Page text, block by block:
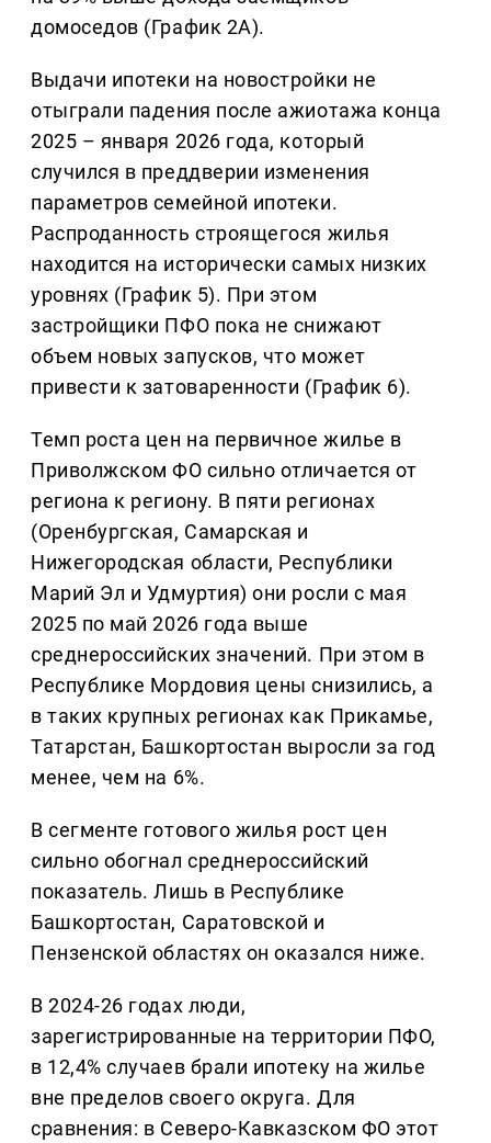
домоседов (График 2А).
Выдачи ипотеки на новостройки не
отыграли падения после ажиотажа конца
2025 – января 2026 года, который
случился в преддверии изменения
параметров семейной ипотеки.
Распроданность строящегося жилья
находится на исторически самых низких
уровнях (График 5). При этом
застройщики ПФО пока не снижают
объем новых запусков, что может
привести к затоваренности (График 6).
Темп роста цен на первичное жилье в
Приволжском ФО сильно отличается от
региона к региону. В пяти регионах
(Оренбургская, Самарская и
Нижегородская области, Республики
Марий Эл и Удмуртия) они росли с мая
2025 по май 2026 года выше
среднероссийских значений. При этом в
Республике Мордовия цены снизились, а
в таких крупных регионах как Прикамье,
Татарстан, Башкортостан выросли за год
менее, чем на 6%.
В сегменте готового жилья рост цен
сильно обогнал среднероссийский
показатель. Лишь в Республике
Башкортостан, Саратовской и
Пензенской областях он оказался ниже.
В 2024-26 годах люди,
зарегистрированные на территории ПФО,
в 12,4% случаев брали ипотеку на жилье
вне пределов своего округа. Для
сравнения: в Северо-Кавказском ФО этот